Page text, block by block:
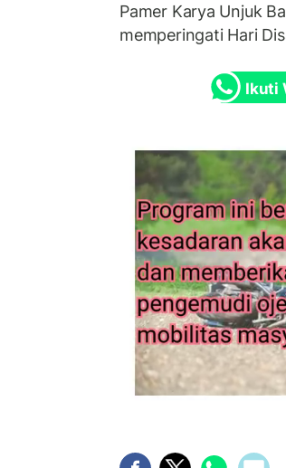
Pamer Karya Unjuk
memperingati Hari
Ikuti